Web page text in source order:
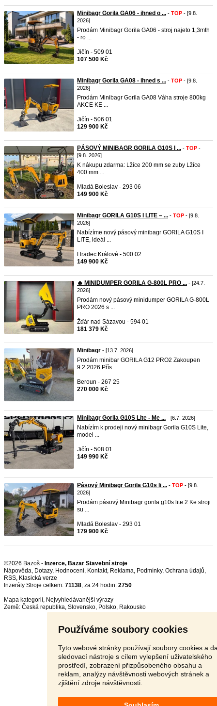
Používáme soubory cookies
Tyto webové stránky používají soubory cookies a
sledovací nástroje s cílem vylepšení uživatelského
prostředí, zobrazení přizpůsobeného obsahu a
reklam, analýzy návštěvnosti webových stránek a
zjištění zdroje návštěvnosti.
Minibagr Gorila GA06 - ihned o ... - TOP - [9.8.
2026]
Prodám Minibagr Gorila GA06 - stroj najeto 1,3mth
- ro ...
Jičín - 509 01
107 500 Kč
Minibagr Gorila GA08 - ihned s ... - TOP - [9.8.
2026]
Prodám Minibagr Gorila GA08 Váha stroje 800kg
AKCE KE ...
Jičín - 506 01
129 900 Kč
PÁSOVÝ MINIBAGR GORILA G10S I ... - TOP -
[9.8. 2026]
K nákupu zdarma: Lžíce 200 mm se zuby Lžíce
400 mm ...
Mladá Boleslav - 293 06
149 900 Kč
Minibagr GORILA G10S I LITE – ... - TOP - [9.8.
2026]
Nabízíme nový pásový minibagr GORILA G10S I
LITE, ideál ...
Hradec Králové - 500 02
149 900 Kč
🔥 MINIDUMPER GORILA G-800L PRO ... - [24.7.
2026]
Prodám nový pásový minidumper GORILA G-800L
PRO 2026 s ...
Žďár nad Sázavou - 594 01
181 379 Kč
Minibagr - [13.7. 2026]
Prodám minibar GORILA G12 PRO2 Zakoupen
9.2.2026 Přís ...
Beroun - 267 25
270 000 Kč
Minibagr Gorila G10S Lite - Me ... - [6.7. 2026]
Nabízím k prodeji nový minibagr Gorila G10S Lite,
model ...
Jičín - 508 01
149 990 Kč
Pásový Minibagr Gorila G10s li ... - TOP - [9.8.
2026]
Prodám pásový Minibagr gorila g10s lite 2 Ke stroji
su ...
Mladá Boleslav - 293 01
179 900 Kč
©2026 Bazoš - Inzerce, Bazar Stavební stroje
Nápověda, Dotazy, Hodnocení, Kontakt, Reklama, Podmínky, Ochrana údajů,
RSS,
Inzeráty Stroje celkem: 71138, za 24 hodin: 2750
Mapa kategorií, Nejvyhledávanější výrazy
Země: Česká republika, Slovensko, Polsko, Rakousko